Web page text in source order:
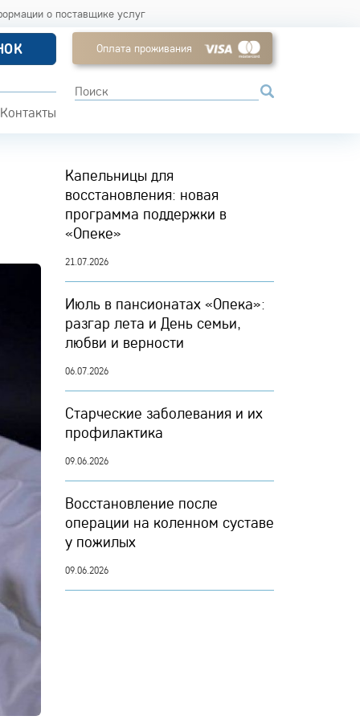
о поставщике услуг
Контакты
Оплата проживания
Капельницы для
восстановления: новая
программа поддержки в
«Опеке»
21.07.2026
Июль в пансионатах «Опека»:
разгар лета и День семьи,
любви и верности
06.07.2026
Старческие заболевания и их
профилактика
09.06.2026
Восстановление после
операции на коленном суставе
у пожилых
09.06.2026